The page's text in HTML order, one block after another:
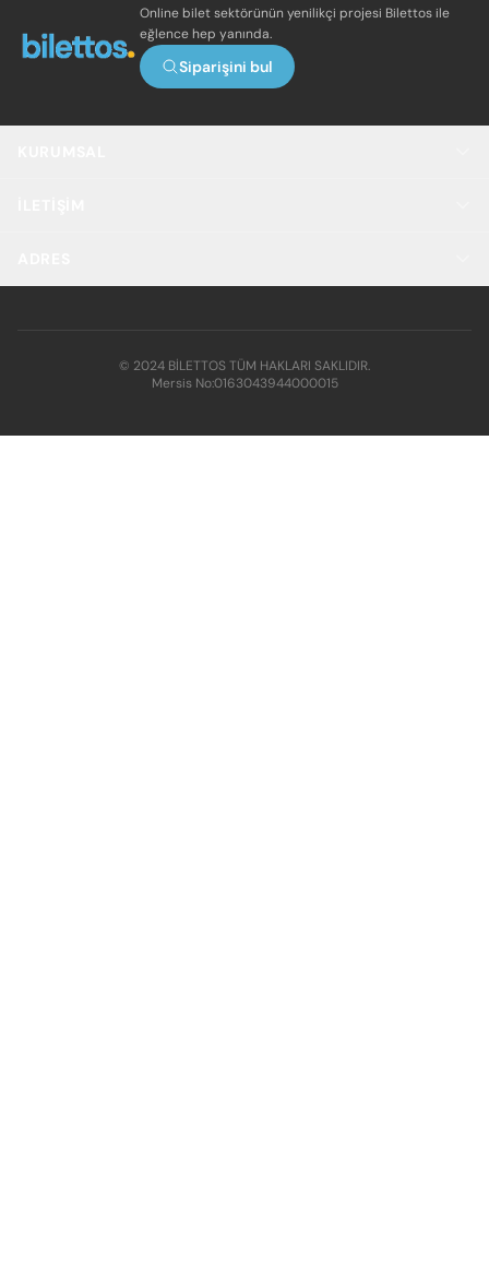
Online bilet sektörünün yenilikçi projesi Bilettos ile
eğlence hep yanında.
Siparişini bul
© 2024 BİLETTOS TÜM HAKLARI SAKLIDIR.
Mersis No:0163043944000015